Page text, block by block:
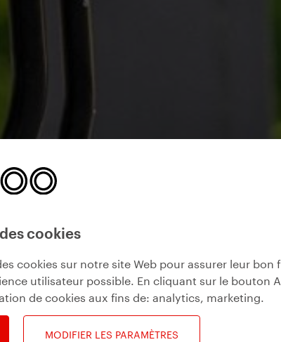
cookies
cookies sur notre site Web pour assurer leur
utilisateur possible. En cliquant sur le bouton
de cookies aux fins de:analytics, marketing
MODIFIER LES PARAMÈTRES